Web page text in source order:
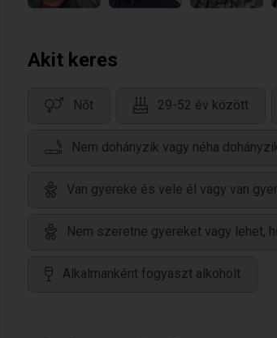
Akit keres
Nőt 29-52 év között
Nem dohányzik vagy néha
Van gyereke és vele él vagy van
Nem szeretne gyereket vagy lehet,
Alkalmanként fogyaszt alkoholt